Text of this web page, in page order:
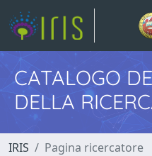
CATALOGO
DELLA
IRIS Pagina ricercatore